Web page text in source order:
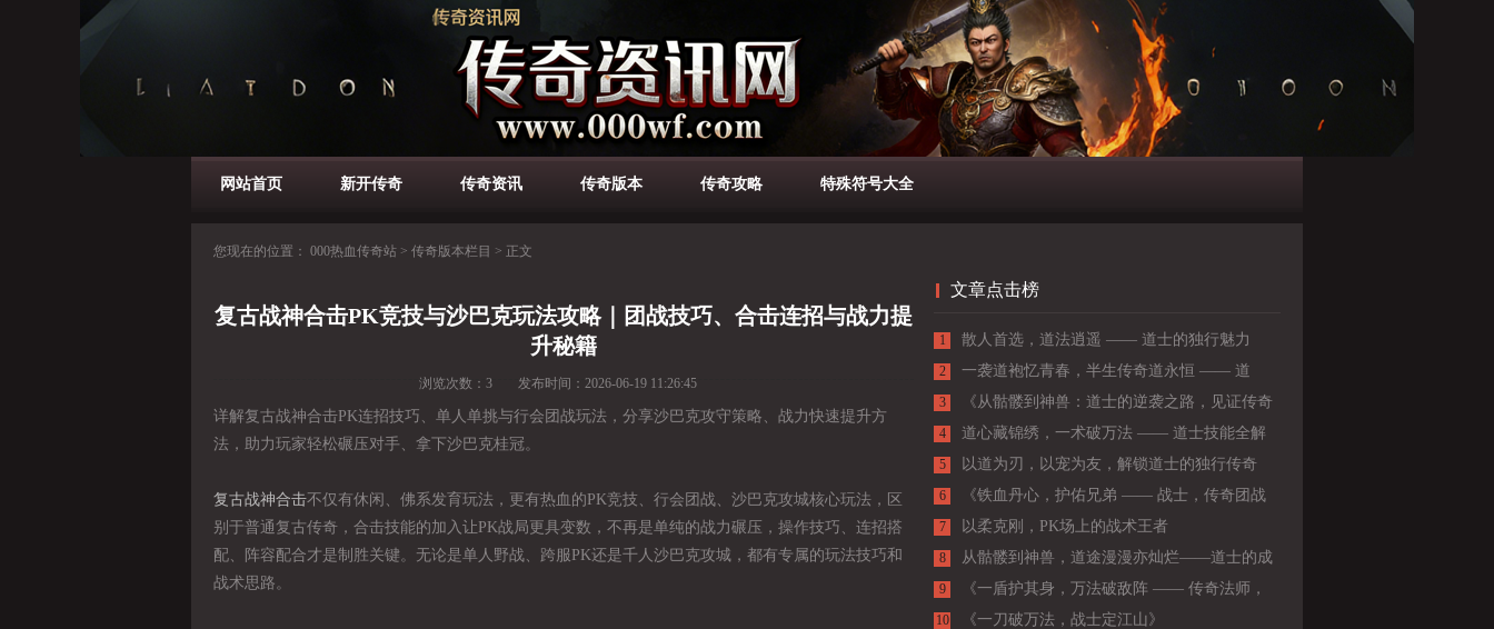
网站首页 新开传奇 传奇资讯 传奇版本 传奇攻略 特殊符号大全
您现在的位置： 000热血传奇站 > 传奇版本栏目 > 正文
复古战神合击PK竞技与沙巴克玩法攻略｜团战技巧、合击连招与战力提
升秘籍
浏览次数： 3 发布时间： 2026-06-19 11:26:45
详解复古战神合击PK连招技巧、单人单挑与行会团战玩法，分享沙巴克攻守策略、战力快速提升方
法，助力玩家轻松碾压对手、拿下沙巴克桂冠。
复古战神合击不仅有休闲、佛系发育玩法，更有热血的PK竞技、行会团战、沙巴克攻城核心玩法，区
别于普通复古传奇，合击技能的加入让PK战局更具变数，不再是单纯的战力碾压，操作技巧、连招搭
配、阵容配合才是制胜关键。无论是单人野战、跨服PK还是千人沙巴克攻城，都有专属的玩法技巧和
战术思路。
文章点击榜
1 散人首选，道法逍遥 —— 道士的独行魅力
2
一袭道袍忆青春，半生传奇道永恒 —— 道
士，老玩家心中不变的情怀
3
《从骷髅到神兽：道士的逆袭之路，见证传奇
成长》
4
道心藏锦绣，一术破万法 —— 道士技能全解
析
5 以道为刃，以宠为友，解锁道士的独行传奇
6
《铁血丹心，护佑兄弟 —— 战士，传奇团战
里的定海神针》
7 以柔克刚，PK场上的战术王者
8
从骷髅到神兽，道途漫漫亦灿烂——道士的成
长，最有情怀的传奇之路
9
《一盾护其身，万法破敌阵 —— 传奇法师，
柔中带刚的战场王者》
10 《一刀破万法，战士定江山》